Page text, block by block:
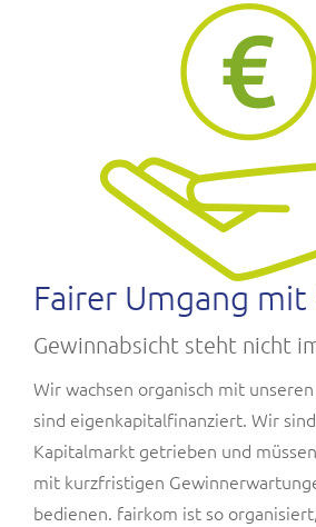
Fairer Umgang mit
Gewinnabsicht steht nicht
Wir wachsen organisch mit
sind eigenkapitalfinanziert. Wir
Kapitalmarkt getrieben und
mit kurzfristigen
bedienen. fairkom ist so